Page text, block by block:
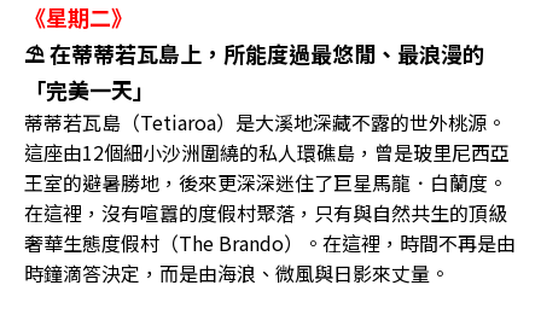
《星期二》
⛱️ 在蒂蒂若瓦島上，所能度過最悠閒、最浪漫的
「完美一天」
蒂蒂若瓦島（Tetiaroa）是大溪地深藏不露的世外桃源。
這座由12個細小沙洲圍繞的私人環礁島，曾是玻里尼西亞
王室的避暑勝地，後來更深深迷住了巨星馬龍．白蘭度。
在這裡，沒有喧囂的度假村聚落，只有與自然共生的頂級
奢華生態度假村（The Brando）。在這裡，時間不再是由
時鐘滴答決定，而是由海浪、微風與日影來丈量。